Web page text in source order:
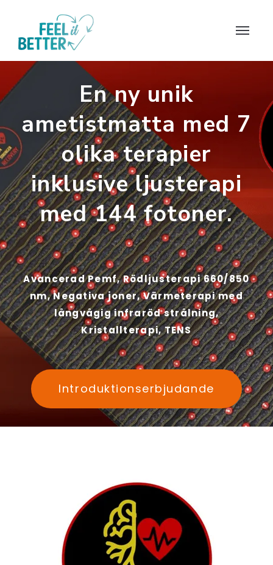
En ny unik
ametistmatta med 7
olika terapier
inklusive ljusterapi
med 144 fotoner.
Avancerad Pemf, Rödljusterapi 660/850
nm, Negativa joner, Värmeterapi med
långvågig infraröd strålning,
Kristallterapi, TENS
Introduktionserbjudande